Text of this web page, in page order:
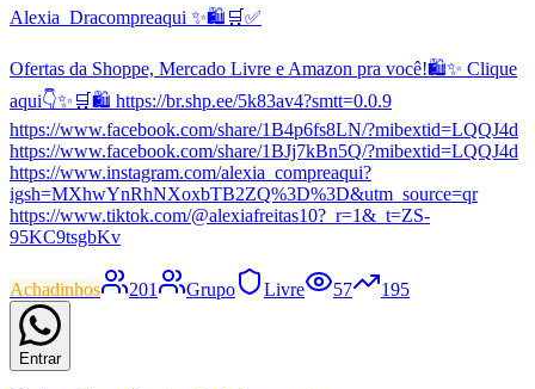
Alexia_Dracompreaqui ✨🛍️🛒✅
Ofertas da Shoppe, Mercado Livre e Amazon pra você!🛍️✨ Clique
aqui👇✨🛒🛍️ https://br.shp.ee/5k83av4?smtt=0.0.9
https://www.facebook.com/share/1B4p6fs8LN/?mibextid=LQQJ4d
https://www.facebook.com/share/1BJj7kBn5Q/?mibextid=LQQJ4d
https://www.instagram.com/alexia_compreaqui?
igsh=MXhwYnRhNXoxbTB2ZQ%3D%3D&utm_source=qr
https://www.tiktok.com/@alexiafreitas10?_r=1&_t=ZS-
95KC9tsgbKv
Achadinhos 201 Grupo Livre 57 195
Entrar